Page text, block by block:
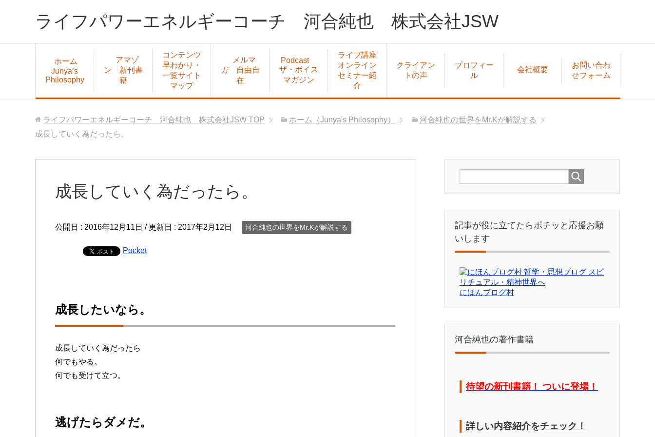
ライフパワーエネルギーコーチ 河合純也 株式会社JSW
ホーム
Junya’s
Philosophy
アマゾ
ン 新刊書
籍
コンテンツ
早わかり・
一覧サイト
マップ
メルマ
ガ 自由自
在
Podcast
ザ・ボイス
マガジン
ライブ講座
オンライン
セミナー紹
介
クライアン
トの声
プロフィー
ル
会社概要
お問い合わ
せフォーム
ライフパワーエネルギーコーチ 河合純也 株式会社JSW TOP ホーム（Junya's Philosophy）
河合純也の世界をMr.Kが解説する
成長していく為だったら。
成長していく為だったら。
公開日 : 2016年12月11日 / 更新日 : 2017年2月12日 河合純也の世界をMr.Kが解説する
Pocket
成長したいなら。
成長していく為だったら
何でもやる。
何でも受けて立つ。
逃げたらダメだ。
記事が役に立てたらポチッと応援お願
いします
にほんブログ村
河合純也の著作書籍
待望の新刊書籍！ ついに登場！
詳しい内容紹介をチェック！